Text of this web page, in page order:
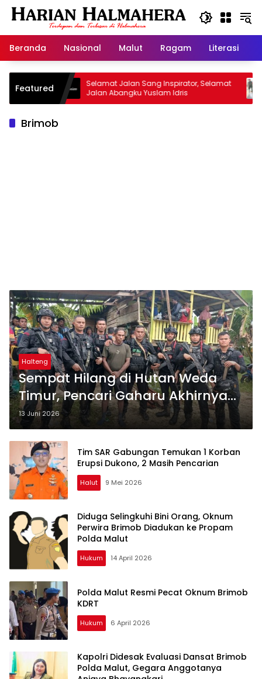
Langsung
Beranda
Nasional Malut Ragam Literasi
Featured Selamat Jalan Sang Inspirator, Selamat
Jalan Abangku Yuslam Idris
Brimob
Halteng
Sempat Hilang di Hutan Weda
Timur, Pencari Gaharu Akhirnya
Ditemukan Selamat
13 Juni 2026
Tim SAR Gabungan Temukan 1 Korban
Erupsi Dukono, 2 Masih Pencarian
Halut 9 Mei 2026
Diduga Selingkuhi Bini Orang, Oknum
Perwira Brimob Diadukan ke Propam
Polda Malut
Hukum 14 April 2026
Polda Malut Resmi Pecat Oknum Brimob
KDRT
Hukum 6 April 2026
Kapolri Didesak Evaluasi Dansat Brimob
Polda Malut, Gegara Anggotanya